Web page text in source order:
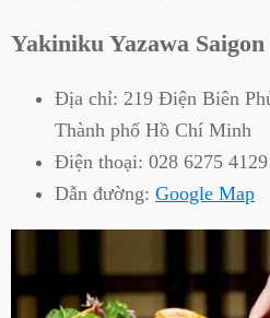
Yakiniku Yazawa Saigon
Địa chỉ: 219 Điện Biên
Thành phố Hồ Chí Minh
Điện thoại: 028 6275 4129
Dẫn đường: Google Map